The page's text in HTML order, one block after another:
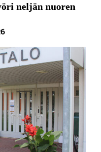
neljän nuoren